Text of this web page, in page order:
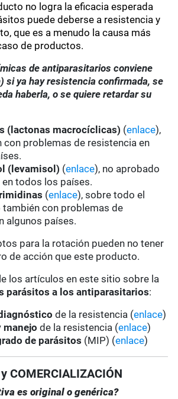
no logra la eficacia esperada
puede deberse a resistencia y
que es a menudo la causa más
de productos.
de antiparasitarios conviene
si ya hay resistencia confirmada, se
haberla, o se quiere retardar su
(lactonas macrocíclicas) (enlace),
con problemas de resistencia en
(levamisol) (enlace), no aprobado
todos los países.
(enlace), sobre todo el
también con problemas de
algunos países.
para la rotación pueden no tener
de acción que este producto.
los artículos en este sitio sobre la
parásitos a los antiparasitarios:
de la resistencia (enlace)
manejo de la resistencia (enlace)
de parásitos (MIP) (enlace)
COMERCIALIZACIÓN
es original o genérica?